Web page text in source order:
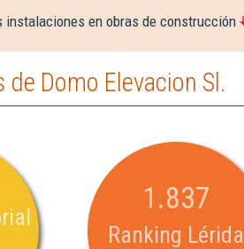
instalaciones en obras de construcción
Domo Elevacion Sl.
1.837
Ranking Lérida